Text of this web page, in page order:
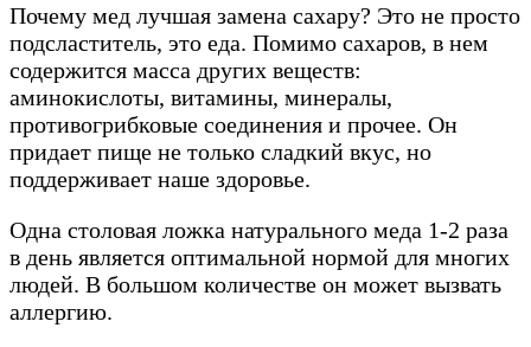
Почему мед лучшая замена сахару? Это не просто
подсластитель, это еда. Помимо сахаров, в нем
содержится масса других веществ:
аминокислоты, витамины, минералы,
противогрибковые соединения и прочее. Он
придает пище не только сладкий вкус, но
поддерживает наше здоровье.
Одна столовая ложка натурального меда 1-2 раза
в день является оптимальной нормой для многих
людей. В большом количестве он может вызвать
аллергию.